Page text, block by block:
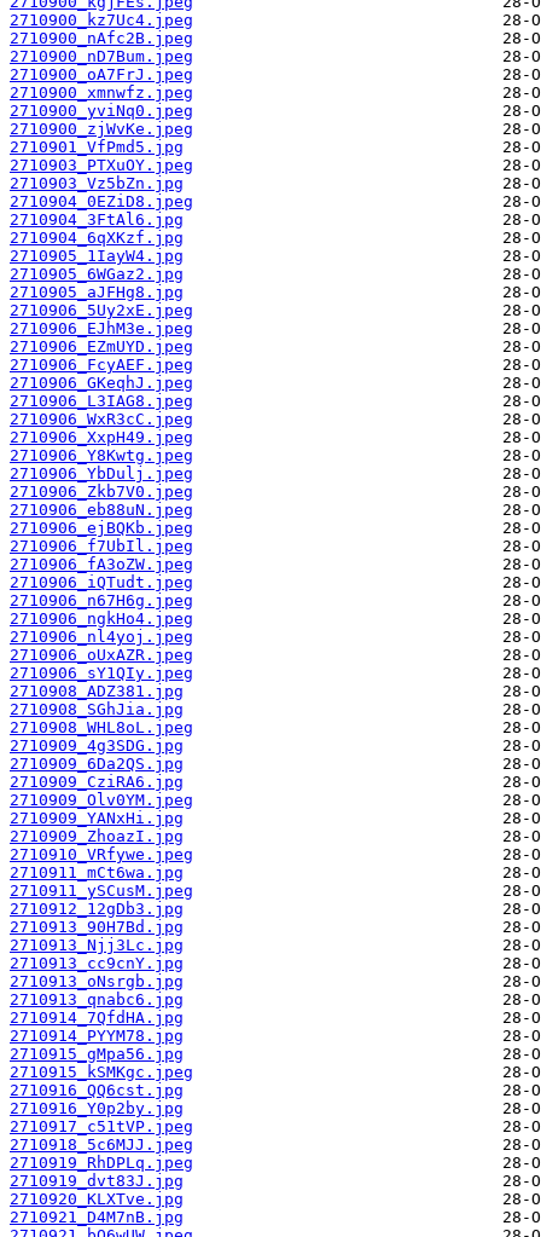
2710900_kz7Uc4.jpeg
2710900_nAfc2B.jpeg
2710900_nD7Bum.jpeg
2710900_oA7FrJ.jpeg
2710900_xmnwfz.jpeg
2710900_yviNq0.jpeg
2710900_zjWvKe.jpeg
2710901_VfPmd5.jpg
2710903_PTXuOY.jpeg
2710903_Vz5bZn.jpg
2710904_0EZiD8.jpeg
2710904_3FtAl6.jpg
2710904_6qXKzf.jpg
2710905_1IayW4.jpg
2710905_6WGaz2.jpg
2710905_aJFHg8.jpg
2710906_5Uy2xE.jpeg
2710906_EJhM3e.jpeg
2710906_EZmUYD.jpeg
2710906_FcyAEF.jpeg
2710906_GKeqhJ.jpeg
2710906_L3IAG8.jpeg
2710906_WxR3cC.jpeg
2710906_XxpH49.jpeg
2710906_Y8Kwtg.jpeg
2710906_YbDulj.jpeg
2710906_Zkb7V0.jpeg
2710906_eb88uN.jpeg
2710906_ejBQKb.jpeg
2710906_f7UbIl.jpeg
2710906_fA3oZW.jpeg
2710906_iQTudt.jpeg
2710906_n67H6g.jpeg
2710906_ngkHo4.jpeg
2710906_nl4yoj.jpeg
2710906_oUxAZR.jpeg
2710906_sY1QIy.jpeg
2710908_ADZ381.jpg
2710908_SGhJia.jpg
2710908_WHL8oL.jpeg
2710909_4g3SDG.jpg
2710909_6Da2QS.jpg
2710909_CziRA6.jpg
2710909_Olv0YM.jpeg
2710909_YANxHi.jpg
2710909_ZhoazI.jpg
2710910_VRfywe.jpeg
2710911_mCt6wa.jpg
2710911_ySCusM.jpeg
2710912_12gDb3.jpg
2710913_90H7Bd.jpg
2710913_Njj3Lc.jpg
2710913_cc9cnY.jpg
2710913_oNsrgb.jpg
2710913_qnabc6.jpg
2710914_7QfdHA.jpg
2710914_PYYM78.jpg
2710915_gMpa56.jpg
2710915_kSMKgc.jpeg
2710916_QQ6cst.jpg
2710916_Y0p2by.jpg
2710917_c51tVP.jpeg
2710918_5c6MJJ.jpeg
2710919_RhDPLq.jpeg
2710919_dvt83J.jpg
2710920_KLXTve.jpg
2710921_D4M7nB.jpg